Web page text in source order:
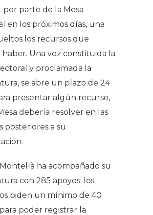
por parte de la Mesa
en los próximos días, una
los recursos que
haber. Una vez constituida la
y proclamada la
se abre un plazo de 24
presentar algún recurso,
debería resolver en las
posteriores a su
ha acompañado su
con 285 apoyos: los
piden un mínimo de 40
poder registrar la